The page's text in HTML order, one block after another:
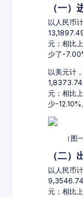
（一）
以人民币
元；相比
少了-
以美元计
元；相比
少-12.10%
（图
（二）
以人民币
元；相比